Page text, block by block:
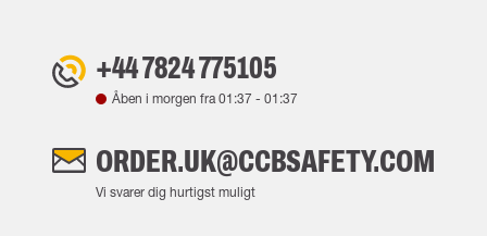
+44 7824 775105
Åben i morgen fra01:37 - 01:37
ORDER.UK@CCBSAFETY.COM
Vi svarer dig hurtigst muligt